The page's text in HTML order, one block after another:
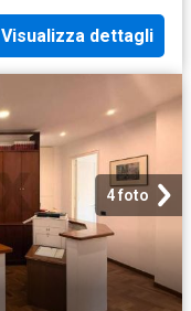
Visualizza dettagli
4 foto